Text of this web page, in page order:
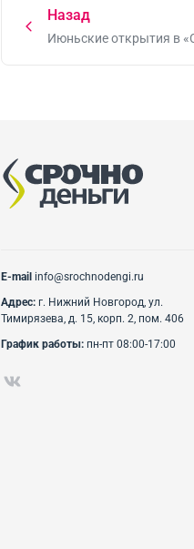
Назад
Июньские открытия в
E-mail info@srochnodengi.ru
Адрес: г. Нижний Новгород, ул.
Тимирязева, д. 15, корп. 2, пом. 406
График работы: пн-пт 08:00-17:00